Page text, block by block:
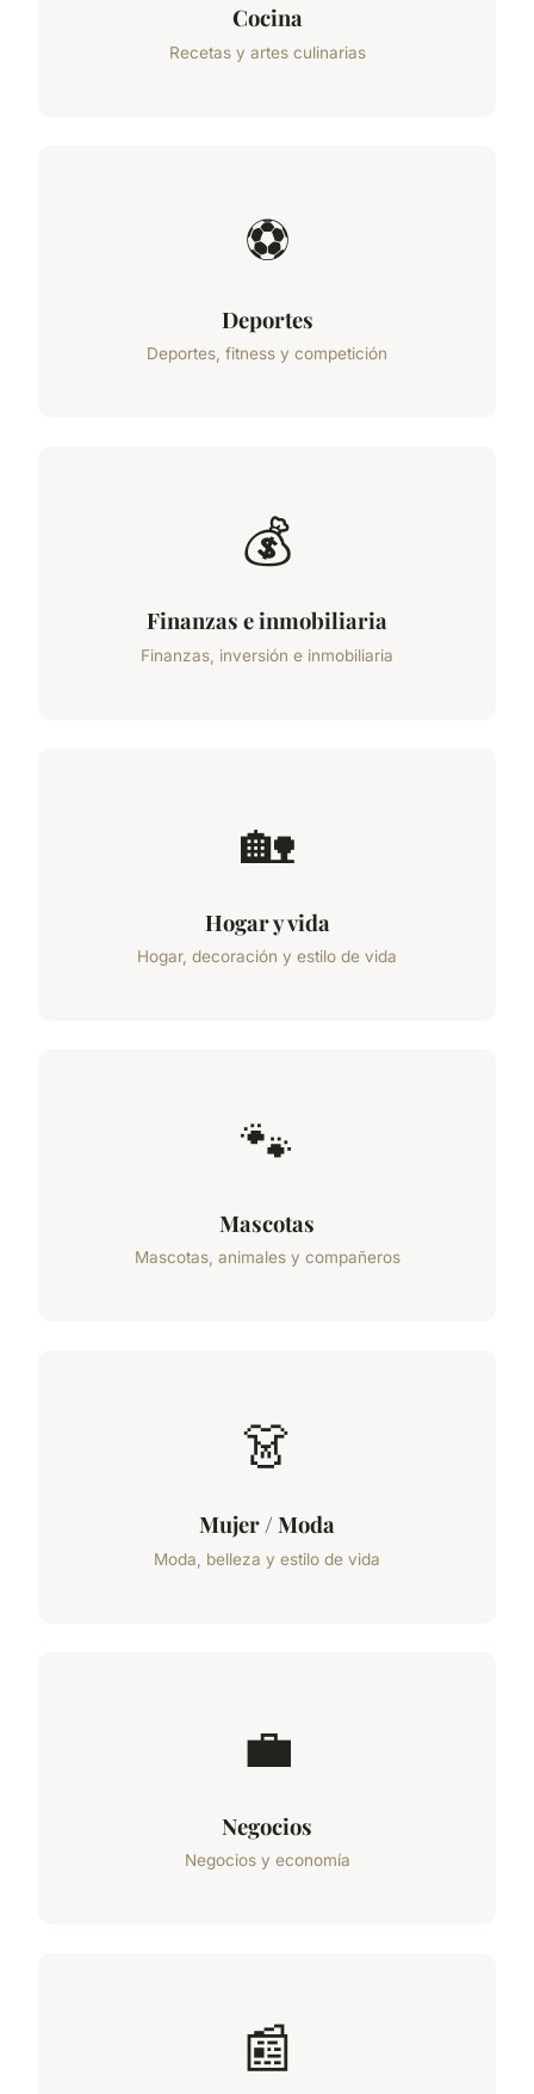
Cocina
Recetas y artes culinarias
⚽
Deportes
Deportes, fitness y competición
💰
Finanzas e inmobiliaria
Finanzas, inversión e inmobiliaria
🏡
Hogar y vida
Hogar, decoración y estilo de vida
🐾
Mascotas
Mascotas, animales y compañeros
👗
Mujer / Moda
Moda, belleza y estilo de vida
💼
Negocios
Negocios y economía
📰